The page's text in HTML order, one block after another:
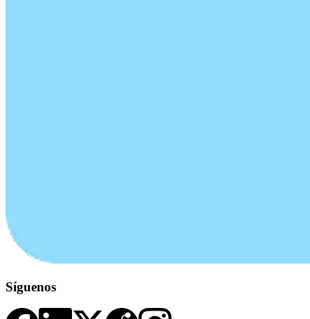
Síguenos